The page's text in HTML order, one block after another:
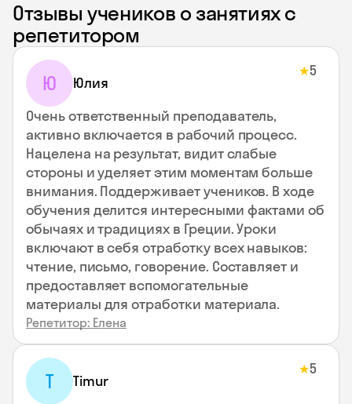
Отзывы учеников о занятиях с
репетитором
Ю Юлия
★5
Очень ответственный преподаватель,
активно включается в рабочий процесс.
Нацелена на результат, видит слабые
стороны и уделяет этим моментам больше
внимания. Поддерживает учеников. В ходе
обучения делится интересными фактами об
обычаях и традициях в Греции. Уроки
включают в себя отработку всех навыков:
чтение, письмо, говорение. Составляет и
предоставляет вспомогательные
материалы для отработки материала.
Репетитор: Елена
T Timur
★5